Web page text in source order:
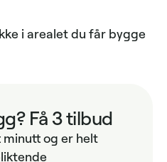
i arealet du får bygge
Få 3 tilbud
og er helt